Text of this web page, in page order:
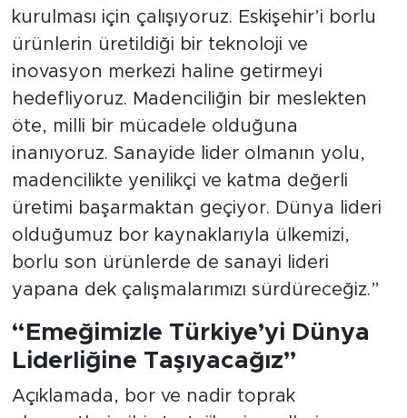
kurulması için çalışıyoruz. Eskişehir’i borlu
ürünlerin üretildiği bir teknoloji ve
inovasyon merkezi haline getirmeyi
hedefliyoruz. Madenciliğin bir meslekten
öte, milli bir mücadele olduğuna
inanıyoruz. Sanayide lider olmanın yolu,
madencilikte yenilikçi ve katma değerli
üretimi başarmaktan geçiyor. Dünya lideri
olduğumuz bor kaynaklarıyla ülkemizi,
borlu son ürünlerde de sanayi lideri
yapana dek çalışmalarımızı sürdüreceğiz.”
“Emeğimizle Türkiye’yi Dünya
Liderliğine Taşıyacağız”
Açıklamada, bor ve nadir toprak